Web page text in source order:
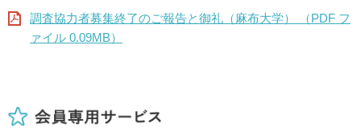
調査協力者募集終了のご報告と御礼（麻布大学） （PDF フ
ァイル 0.09MB）